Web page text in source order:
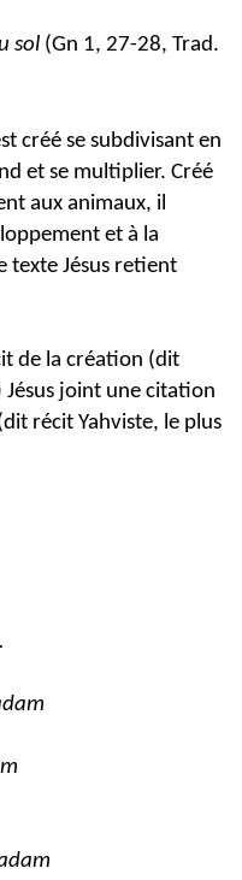
sol (Gn 1, 27-28, Trad.
créé se subdivisant en
et se multiplier. Créé
aux animaux, il
et à la
texte Jésus retient
de la création (dit
joint une citation
récit Yahviste, le plus